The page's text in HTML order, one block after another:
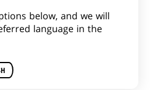
TURTLES ?
below, and we will
language in the